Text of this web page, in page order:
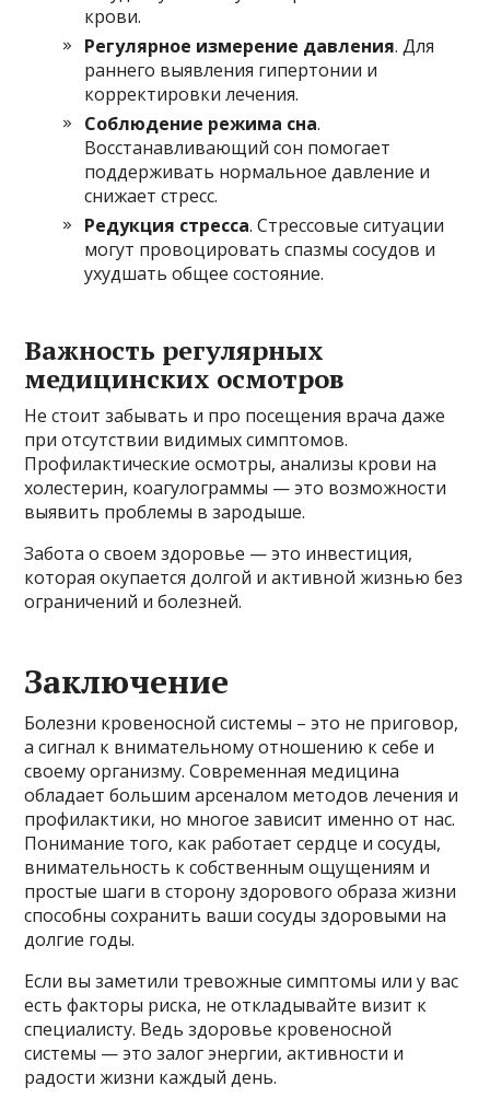
крови.
Регулярное измерение давления. Для
раннего выявления гипертонии и
корректировки лечения.
Соблюдение режима сна.
Восстанавливающий сон помогает
поддерживать нормальное давление и
снижает стресс.
Редукция стресса. Стрессовые ситуации
могут провоцировать спазмы сосудов и
ухудшать общее состояние.
Важность регулярных
медицинских осмотров
Не стоит забывать и про посещения врача даже
при отсутствии видимых симптомов.
Профилактические осмотры, анализы крови на
холестерин, коагулограммы — это возможности
выявить проблемы в зародыше.
Забота о своем здоровье — это инвестиция,
которая окупается долгой и активной жизнью без
ограничений и болезней.
Заключение
Болезни кровеносной системы – это не приговор,
а сигнал к внимательному отношению к себе и
своему организму. Современная медицина
обладает большим арсеналом методов лечения и
профилактики, но многое зависит именно от нас.
Понимание того, как работает сердце и сосуды,
внимательность к собственным ощущениям и
простые шаги в сторону здорового образа жизни
способны сохранить ваши сосуды здоровыми на
долгие годы.
Если вы заметили тревожные симптомы или у вас
есть факторы риска, не откладывайте визит к
специалисту. Ведь здоровье кровеносной
системы — это залог энергии, активности и
радости жизни каждый день.